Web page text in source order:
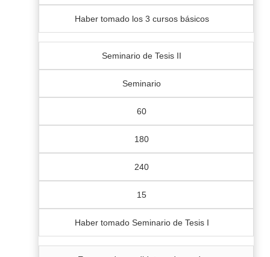
Haber tomado los 3 cursos básicos
Seminario de Tesis II
Seminario
60
180
240
15
Haber tomado Seminario de Tesis I